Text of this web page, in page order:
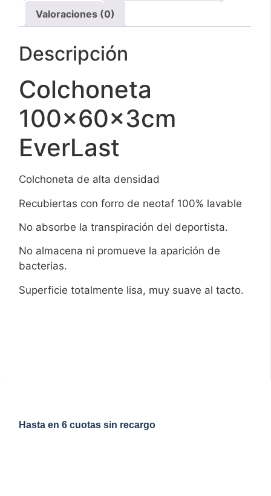
Valoraciones (0)
Descripción
Colchoneta
100x60x3cm
EverLast
Colchoneta de alta densidad
Recubiertas con forro de neotaf 100% lavable
No absorbe la transpiración del deportista.
No almacena ni promueve la aparición de
bacterias.
Superficie totalmente lisa, muy suave al tacto.
Hasta en 6 cuotas sin recargo